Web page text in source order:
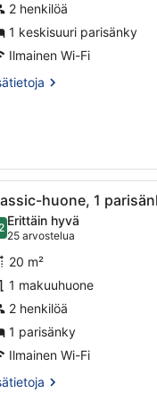
2 henkilöä
1 keskisuuri parisänky
Ilmainen Wi-Fi
10 huone, 1
kautta 10
Erittäin hyvä
25 arvostelua
(25
arvostelua)
20 m²
1 makuuhuone
2 henkilöä
1 parisänky
Ilmainen Wi-Fi